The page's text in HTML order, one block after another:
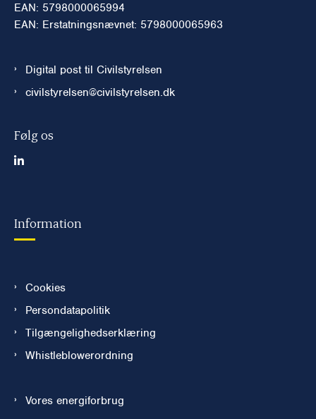
EAN: 5798000065994
EAN: Erstatningsnævnet: 5798000065963
Digital post til Civilstyrelsen
civilstyrelsen@civilstyrelsen.dk
Følg os
Information
Cookies
Persondatapolitik
Tilgængelighedserklæring
Whistleblowerordning
Vores energiforbrug